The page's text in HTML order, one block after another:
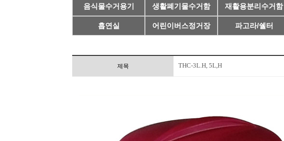
음식물수거용기 생활폐기물수거함 재활용분리수거함
흡연실 어린이버스정거장 파고라/쉘터
제목 THC-3L.H, 5L,H